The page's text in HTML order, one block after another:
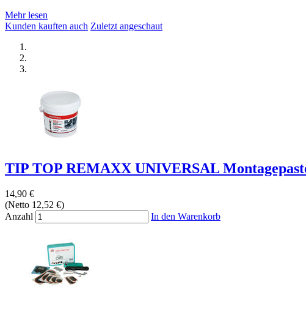
Mehr lesen
Kunden kauften auch Zuletzt angeschaut
TIP TOP REMAXX UNIVERSAL
14,90 €
(Netto 12,52 €)
Anzahl
In den Warenkorb